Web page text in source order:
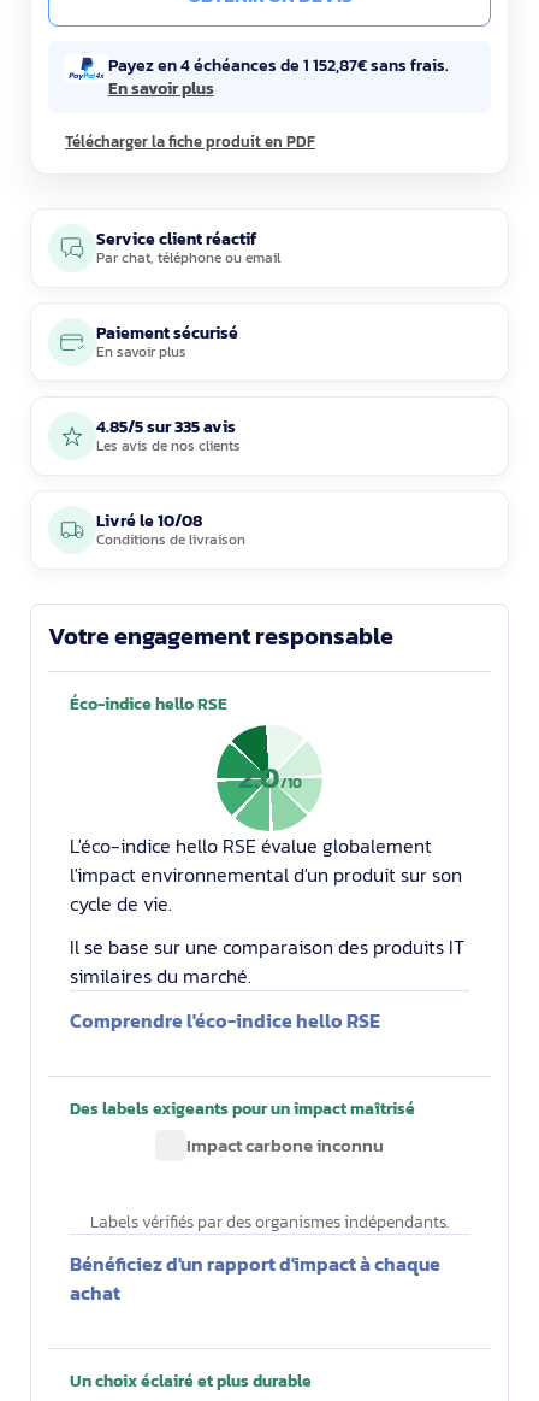
Payez en 4 échéances de 1 152,87€ sans frais.
En savoir plus
Télécharger la fiche produit en PDF
Service client réactif
Parchat, téléphoneouemail
Paiement sécurisé
En savoir plus
4.85/5 sur 335 avis
Les avis de nos clients
Livré le10/08
Conditions de livraison
Votre engagement responsable
Éco-indice hello RSE
2.0/10
L'éco-indice hello RSE évalue globalement
l'impact environnemental d'un produit sur son
cycle de vie.
Il se base sur une comparaison des produits IT
similaires du marché.
Comprendre l'éco-indice hello RSE
Des labels exigeants pour un impact maîtrisé
Impact carbone inconnu
Labels vérifiés par des organismes indépendants.
Bénéficiez d'un rapport d'impact à chaque
achat
Un choix éclairé et plus durable